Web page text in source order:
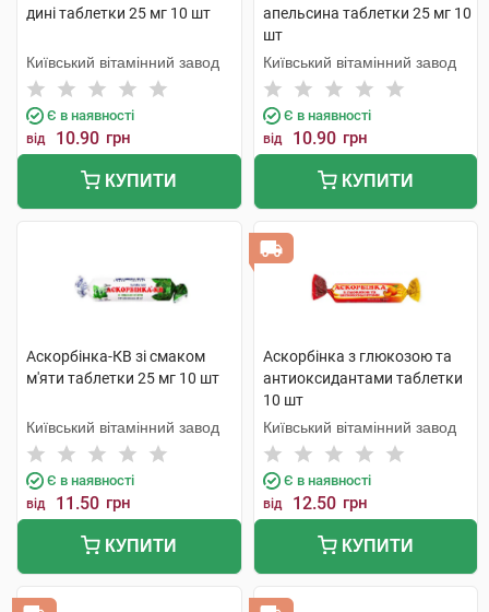
дині таблетки 25 мг 10 шт
Київський вітамінний завод
Є в наявності
від 10.90 грн
КУПИТИ
апельсина таблетки 25 мг 10
шт
Київський вітамінний завод
Є в наявності
від 10.90 грн
КУПИТИ
Аскорбінка-КВ зі смаком
м'яти таблетки 25 мг 10 шт
Київський вітамінний завод
Є в наявності
від 11.50 грн
КУПИТИ
Аскорбінка з глюкозою та
антиоксидантами таблетки
10 шт
Київський вітамінний завод
Є в наявності
від 12.50 грн
КУПИТИ